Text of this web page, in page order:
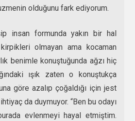
olduğunu fark ediyorum.
insan formunda yakın bir hal
olmayan ama kocaman
benimle konuştuğunda ağzı hiç
ışık zaten o konuştukça
göre azalıp çoğaldığı için jest
da duymuyor. “Ben bu odayı
evlenmeyi hayal etmiştim.